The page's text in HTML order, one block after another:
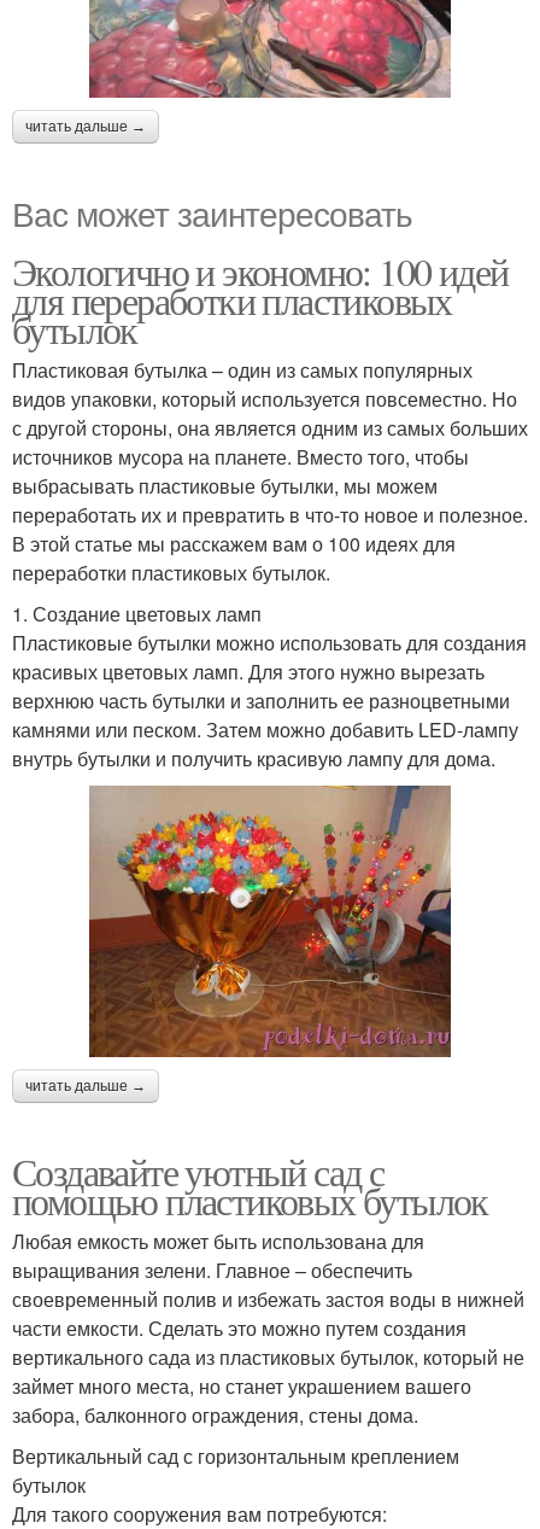
читать дальше →
Вас может заинтересовать
Экологично и экономно: 100 идей
для переработки пластиковых
бутылок
Пластиковая бутылка – один из самых популярных
видов упаковки, который используется повсеместно. Но
с другой стороны, она является одним из самых больших
источников мусора на планете. Вместо того, чтобы
выбрасывать пластиковые бутылки, мы можем
переработать их и превратить в что-то новое и полезное.
В этой статье мы расскажем вам о 100 идеях для
переработки пластиковых бутылок.
1. Создание цветовых ламп
Пластиковые бутылки можно использовать для создания
красивых цветовых ламп. Для этого нужно вырезать
верхнюю часть бутылки и заполнить ее разноцветными
камнями или песком. Затем можно добавить LED-лампу
внутрь бутылки и получить красивую лампу для дома.
читать дальше →
Создавайте уютный сад с
помощью пластиковых бутылок
Любая емкость может быть использована для
выращивания зелени. Главное – обеспечить
своевременный полив и избежать застоя воды в нижней
части емкости. Сделать это можно путем создания
вертикального сада из пластиковых бутылок, который не
займет много места, но станет украшением вашего
забора, балконного ограждения, стены дома.
Вертикальный сад с горизонтальным креплением
бутылок
Для такого сооружения вам потребуются: